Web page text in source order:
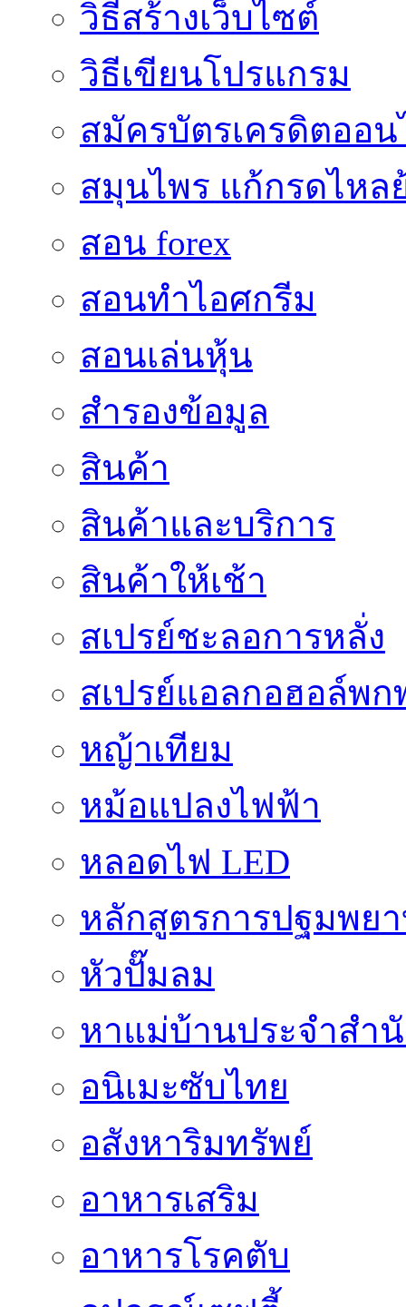
วิธีสร้างเว็บไซต์
วิธีเขียนโปรแกรม
สมัครบัตรเครดิตออ
สมุนไพร แก้กรดไหล
สอน forex
สอนทำไอศกรีม
สอนเล่นหุ้น
สำรองข้อมูล
สินค้า
สินค้าและบริการ
สินค้าให้เช้า
สเปรย์ชะลอการหลั่ง
สเปรย์แอลกอฮอล์พก
หญ้าเทียม
หม้อแปลงไฟฟ้า
หลอดไฟ LED
หลักสูตรการปฐมพย
หัวปั๊มลม
หาแม่บ้านประจำสำ
อนิเมะซับไทย
อสังหาริมทรัพย์
อาหารเสริม
อาหารโรคตับ